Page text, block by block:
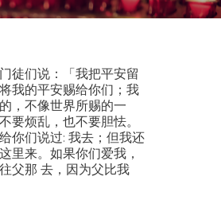
徒们说：「我把平安留
我的平安赐给你们；我
，不像世界所赐的一
要烦乱，也不要胆怯。
你们说过: 我去；但我还
里来。如果你们爱我，
父那 去，因为父比我